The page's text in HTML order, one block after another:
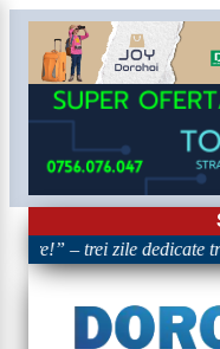
– trei zile dedicate